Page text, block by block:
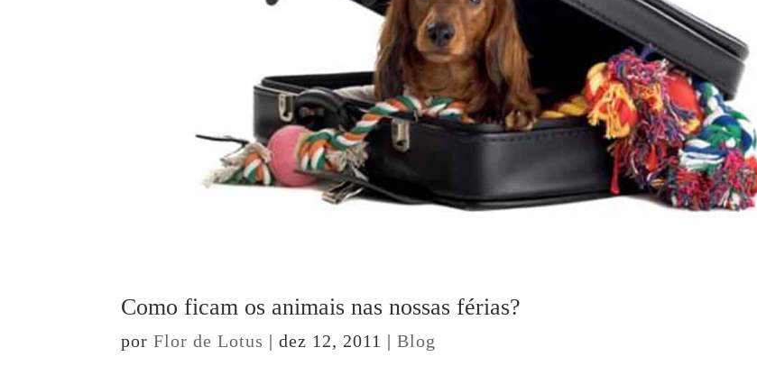
Como ficam os animais nas nossas férias?
porFlor de Lotus |dez 12, 2011 |Blog